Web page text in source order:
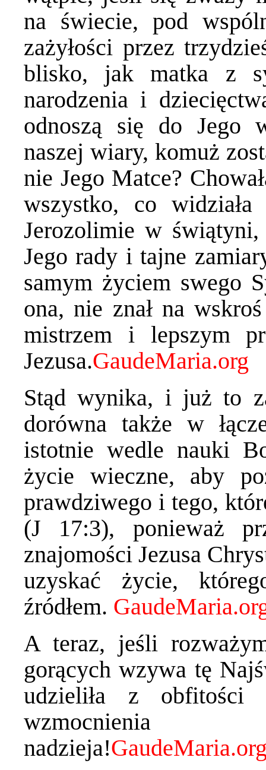
na świecie, pod
zażyłości przez
blisko, jak matka z
narodzenia i
odnoszą się do Jego
naszej wiary, komuż
nie Jego Matce?
wszystko, co
Jerozolimie w
Jego rady i tajne
samym życiem swego
ona, nie znał na
mistrzem i lepszym
Jezusa.
Stąd wynika, i już to
dorówna także w
istotnie wedle nauki
życie wieczne, aby
prawdziwego i tego,
(J 17:3), ponieważ
znajomości Jezusa
uzyskać życie,
źródłem.
A teraz, jeśli
gorących wzywa tę
udzieliła z obfitości
wzmocnienia
nadzieja!